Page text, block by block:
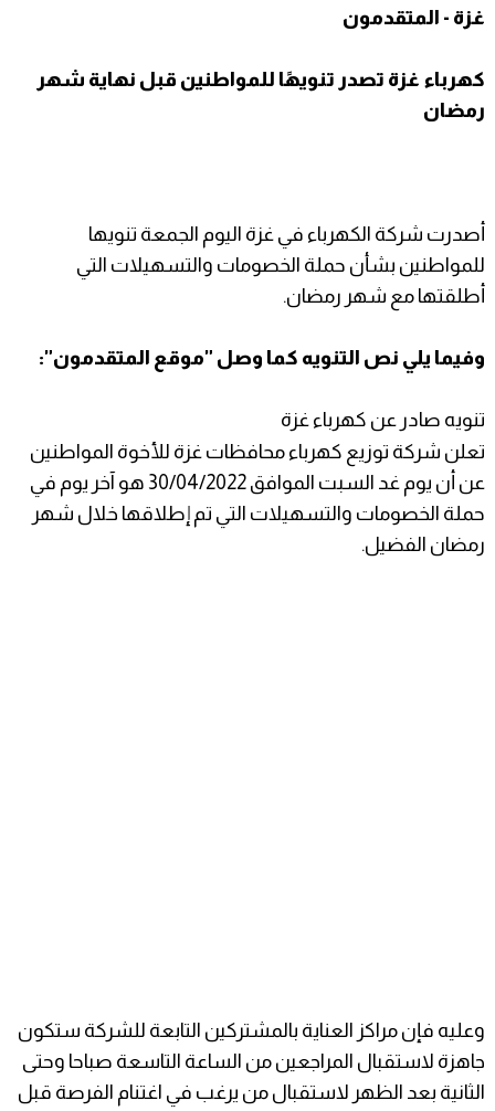
غزة - المتقدمون
كهرباء غزة تصدر تنويهًا للمواطنين قبل نهاية شهر
رمضان
أصدرت شركة الكهرباء في غزة اليوم الجمعة تنويها
للمواطنين بشأن حملة الخصومات والتسهيلات التي
أطلقتها مع شهر رمضان.
وفيما يلي نص التنويه كما وصل "موقع المتقدمون":
تنويه صادر عن كهرباء غزة
تعلن شركة توزيع كهرباء محافظات غزة للأخوة المواطنين
عن أن يوم غد السبت الموافق 30/04/2022 هو آخر يوم في
حملة الخصومات والتسهيلات التي تم إطلاقها خلال شهر
رمضان الفضيل.
وعليه فإن مراكز العناية بالمشتركين التابعة للشركة ستكون
جاهزة لاستقبال المراجعين من الساعة التاسعة صباحا وحتى
الثانية بعد الظهر لاستقبال من يرغب في اغتنام الفرصة قبل